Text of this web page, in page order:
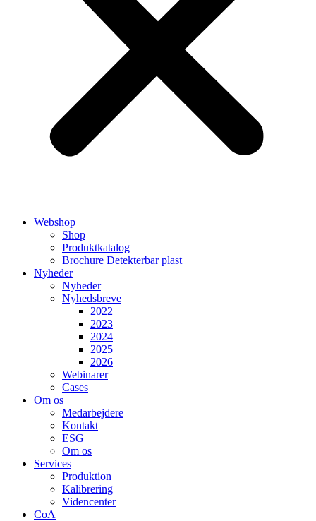
Webshop
Shop
Produktkatalog
Brochure Detekterbar plast
Nyheder
Nyheder
Nyhedsbreve
2022
2023
2024
2025
2026
Webinarer
Cases
Om os
Medarbejdere
Kontakt
ESG
Om os
Services
Produktion
Kalibrering
Videncenter
CoA